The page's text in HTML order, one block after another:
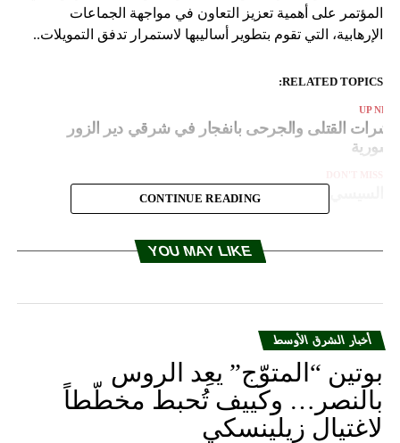
المؤتمر على أهمية تعزيز التعاون في مواجهة الجماعات
الإرهابية، التي تقوم بتطوير أساليبها لاستمرار تدفق التمويلات..
RELATED TOPICS:
UP
القتلى والجرحى بانفجار في شرقي دير الزور
السيسي يؤكد على استقلالية القضاء
CONTINUE READING
YOU MAY LIKE
أخبار الشرق الأوسط
بوتين “المتوّج” يعِد الروس
بالنصر… وكييف تُحبط مخطّطاً
لاغتيال زيلينسكي